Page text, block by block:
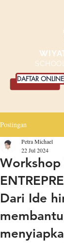
DAFTAR ONLINE
Postingan
Workshop
Dari Ide
Petra Michael
22 Jul 2024